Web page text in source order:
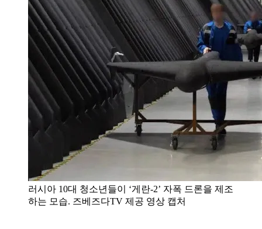
러시아 10대 청소년들이 ‘게란-2’ 자폭 드론을 제조
하는 모습. 즈베즈다TV 제공 영상 캡처